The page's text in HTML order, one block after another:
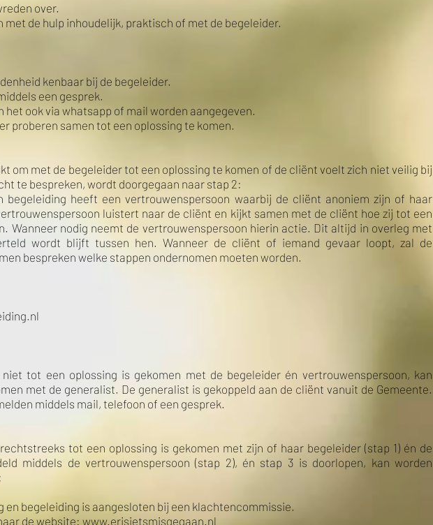
over.
met de hulp inhoudelijk, praktisch of met de begeleider.
kenbaar bij de begeleider.
een gesprek.
het ook via whatsapp of mail worden aangegeven.
proberen samen tot een oplossing te komen.
om met de begeleider tot een oplossing te komen of de cliënt voelt zich niet veilig bij
te bespreken, wordt doorgegaan naar stap 2:
begeleiding heeft een vertrouwenspersoon waarbij de cliënt anoniem zijn of haar
luistert naar de cliënt en kijkt samen met de cliënt hoe zij tot een
Wanneer nodig neemt de vertrouwenspersoon hierin actie. Dit altijd in overleg met
wordt blijft tussen hen. Wanneer de cliënt of iemand gevaar loopt, zal de
bespreken welke stappen ondernomen moeten worden.
tot een oplossing is gekomen met de begeleider én vertrouwenspersoon, kan
met de generalist. De generalist is gekoppeld aan de cliënt vanuit de Gemeente.
middels mail, telefoon of een gesprek.
tot een oplossing is gekomen met zijn of haar begeleider (stap 1) én de
middels de vertrouwenspersoon (stap 2), én stap 3 is doorlopen, kan worden
en begeleiding is aangesloten bij een klachtencommissie.
de website: www.erisietsmisgegaan.nl